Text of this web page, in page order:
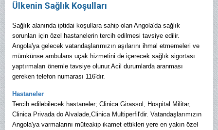
Ülkenin Sağlık Koşulları
Sağlık alanında iptidai koşullara sahip olan Angola'da sağlık
sorunları için özel hastanelerin tercih edilmesi tavsiye edilir.
Angola'ya gelecek vatandaşlarımızın aşılarını ihmal etmemeleri ve
mümkünse ambulans uçak hizmetini de içerecek sağlık sigortası
yaptırmaları önemle tavsiye olunur.Acil durumlarda aranması
gereken telefon numarası 116'dır.
Hastaneler
Tercih edilebilecek hastaneler; Clinica Girassol, Hospital Militar,
Clinica Privada do Alvalade,Clinica Multiperfil'dir. Vatandaşlarımızın
Angola'ya varmalarını müteakip ikamet ettikleri yere en yakın özel